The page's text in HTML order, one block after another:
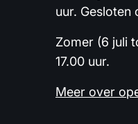
uur. Gesloten
Zomer (6 juli
17.00 uur.
Meer over